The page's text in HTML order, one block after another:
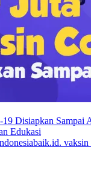
Disiapkan Sampai
Edukasi
vaksin